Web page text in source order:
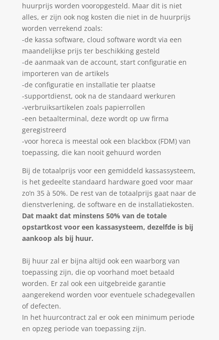
huurprijs worden vooropgesteld. Maar dit is niet
alles, er zijn ook nog kosten die niet in de huurprijs
worden verrekend zoals:
-de kassa software, cloud software wordt via een
maandelijkse prijs ter beschikking gesteld
-de aanmaak van de account, start configuratie en
importeren van de artikels
-de configuratie en installatie ter plaatse
-supportdienst, ook na de standaard werkuren
-verbruiksartikelen zoals papierrollen
-een betaalterminal, deze wordt op uw firma
geregistreerd
-voor horeca is meestal ook een blackbox (FDM) van
toepassing, die kan nooit gehuurd worden
Bij de totaalprijs voor een gemiddeld kassassysteem,
is het gedeelte standaard hardware goed voor maar
zo’n 35 à 50%. De rest van de totaalprijs gaat naar de
dienstverlening, de software en de installatiekosten.
Dat maakt dat minstens 50% van de totale
opstartkost voor een kassasysteem, dezelfde is bij
aankoop als bij huur.
Bij huur zal er bijna altijd ook een waarborg van
toepassing zijn, die op voorhand moet betaald
worden. Er zal ook een uitgebreide garantie
aangerekend worden voor eventuele schadegevallen
of defecten.
In het huurcontract zal er ook een minimum periode
en opzeg periode van toepassing zijn.